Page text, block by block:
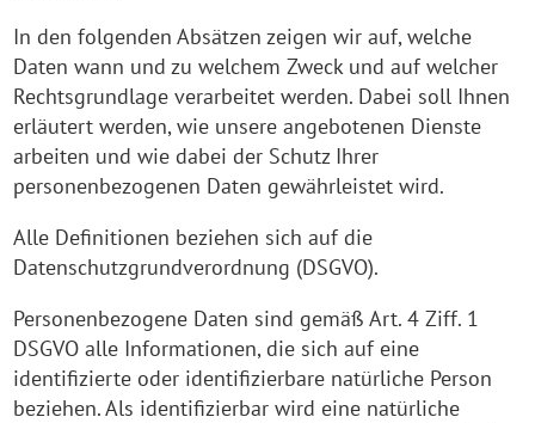
In den folgenden Absätzen zeigen wir auf, welche
Daten wann und zu welchem Zweck und auf welcher
Rechtsgrundlage verarbeitet werden. Dabei soll Ihnen
erläutert werden, wie unsere angebotenen Dienste
arbeiten und wie dabei der Schutz Ihrer
personenbezogenen Daten gewährleistet wird.
Alle Definitionen beziehen sich auf die
Datenschutzgrundverordnung (DSGVO).
Personenbezogene Daten sind gemäß Art. 4 Ziff. 1
DSGVO alle Informationen, die sich auf eine
identifizierte oder identifizierbare natürliche Person
beziehen. Als identifizierbar wird eine natürliche